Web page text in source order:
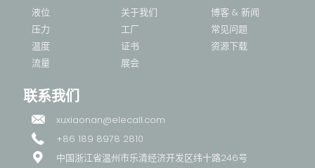
液位
压力
温度
流量
关于我们
工厂
证书
展会
博客 & 新闻
常见问题
资源下载
联系我们
xuxiaonan@elecall.com
+86 189 8978 2810
中国浙江省温州市乐清经济开发区纬十路246号